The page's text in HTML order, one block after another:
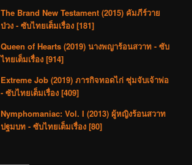
The Brand New Testament (2015) คัมภีร์วาย
ป่วง - ซับไทยเต็มเรื่อง [181]
Queen of Hearts (2019) นางพญาร้อนสวาท - ซับ
ไทยเต็มเรื่อง [914]
Extreme Job (2019) ภารกิจทอดไก่ ซุ่มจับเจ้าพ่อ
- ซับไทยเต็มเรื่อง [409]
Nymphomaniac: Vol. I (2013) ผู้หญิงร้อนสวาท
ปฐมบท - ซับไทยเต็มเรื่อง [80]